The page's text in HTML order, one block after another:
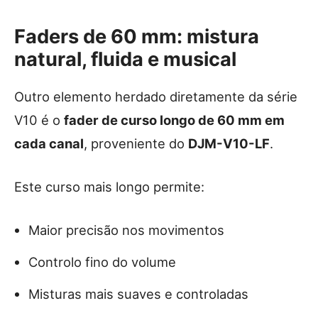
Faders de 60 mm: mistura
natural, fluida e musical
Outro elemento herdado diretamente da série
V10 é o fader de curso longo de 60 mm em
cada canal, proveniente do DJM-V10-LF.
Este curso mais longo permite:
Maior precisão nos movimentos
Controlo fino do volume
Misturas mais suaves e controladas